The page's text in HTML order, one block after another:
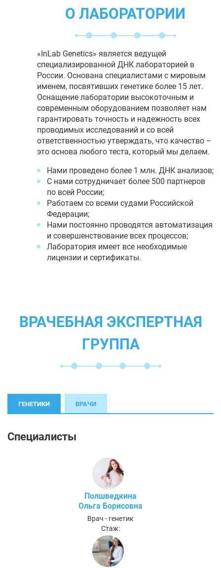
О ЛАБОРАТОРИИ
«InLab Genetics» является ведущей
специализированной ДНК лабораторией в
России. Основана специалистами с мировым
именем, посвятивших генетике более 15 лет.
Оснащение лаборатории высокоточным и
современным оборудованием позволяет нам
гарантировать точность и надежность всех
проводимых исследований и со всей
ответственностью утверждать, что качество –
это основа любого теста, который мы делаем.
Нами проведено более 1 млн. ДНК анализов;
С нами сотрудничает более 500 партнеров
по всей России;
Работаем со всеми судами Российской
Федерации;
Нами постоянно проводятся автоматизация
и совершенствование всех процессов;
Лаборатория имеет все необходимые
лицензии и сертификаты.
ВРАЧЕБНАЯ ЭКСПЕРТНАЯ
ГРУППА
ГЕНЕТИКИ ВРАЧИ
Специалисты
Полшведкина
Ольга Борисовна
Врач - генетик
Стаж: